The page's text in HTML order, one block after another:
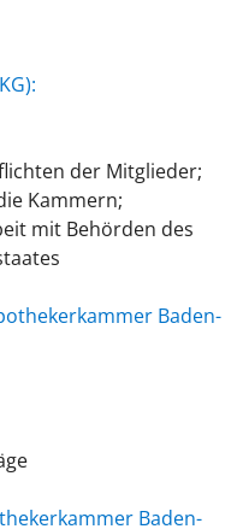
der Mitglieder;
Kammern;
mit Behörden des
Baden-
Baden-